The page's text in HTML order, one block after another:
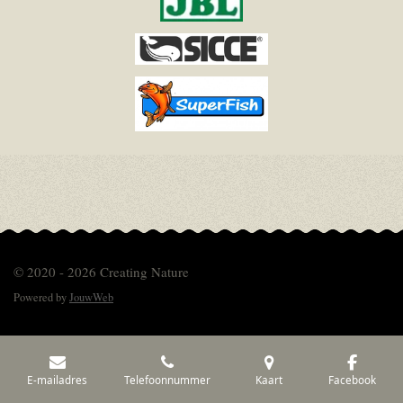
© 2020 - 2026 Creating Nature
Powered byJouwWeb
E-mailadres Telefoonnummer Kaart Facebook